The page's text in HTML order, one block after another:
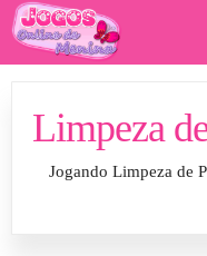
Limpeza
Jogando Limpeza de